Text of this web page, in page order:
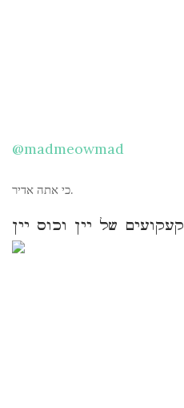
@madmeowmad
כי אתה אדיר.
קעקועים של יין וכוס יין